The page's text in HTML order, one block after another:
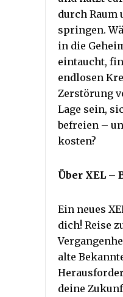
durch Raum
springen.
in die
eintaucht,
endlosen
Zerstörung
Lage sein,
befreien –
kosten?
Über XEL –
Ein neues
dich! Reise
alte
deine